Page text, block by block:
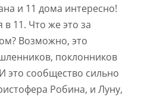
и 11 дома интересно!
в 11. Что же это за
Возможно, это
поклонников
это сообщество сильно
Робина, и Луну,